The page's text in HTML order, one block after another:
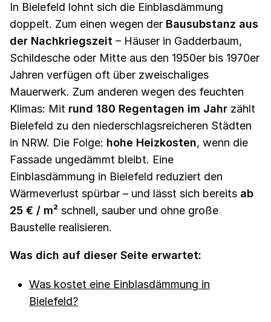
In Bielefeld lohnt sich die Einblasdämmung
doppelt. Zum einen wegen der Bausubstanz aus
der Nachkriegszeit – Häuser in Gadderbaum,
Schildesche oder Mitte aus den 1950er bis 1970er
Jahren verfügen oft über zweischaliges
Mauerwerk. Zum anderen wegen des feuchten
Klimas: Mit rund 180 Regentagen im Jahr zählt
Bielefeld zu den niederschlagsreicheren Städten
in NRW. Die Folge: hohe Heizkosten, wenn die
Fassade ungedämmt bleibt. Eine
Einblasdämmung in Bielefeld reduziert den
Wärmeverlust spürbar – und lässt sich bereits ab
25 € / m² schnell, sauber und ohne große
Baustelle realisieren.
Was dich auf dieser Seite erwartet:
Was kostet eine Einblasdämmung in
Bielefeld?